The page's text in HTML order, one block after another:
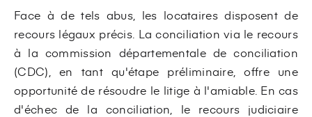
Face à de tels abus, les locataires disposent de
recours légaux précis. La conciliation via le recours
à la commission départementale de conciliation
(CDC), en tant qu'étape préliminaire, offre une
opportunité de résoudre le litige à l'amiable. En cas
d'échec de la conciliation, le recours judiciaire